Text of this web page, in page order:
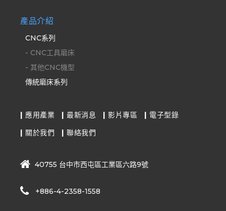
產品介紹
CNC系列
- CNC工具磨床
- 其他CNC機型
傳統磨床系列
應用產業 最新消息 影片專區
電子型錄
關於我們
聯絡我們
40755 台中市西屯區工業區六路9號
+886-4-2358-1558